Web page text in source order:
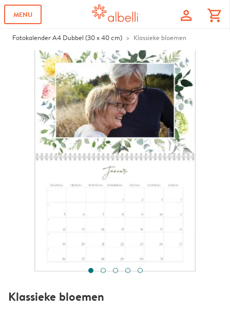
MENU profile shopping_cart
Fotokalender A4 Dubbel (30 x 40 cm) Klassieke bloemen
Klassieke bloemen